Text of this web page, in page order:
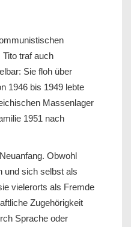
traf auch
Sie floh über
1946 bis 1949 lebte
Massenlager
1951 nach
Obwohl
und sich selbst als
vielerorts als Fremde
Zugehörigkeit
Sprache oder